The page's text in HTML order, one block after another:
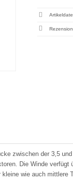
zwischen der 3,5
Die Winde
wie auch mittlere